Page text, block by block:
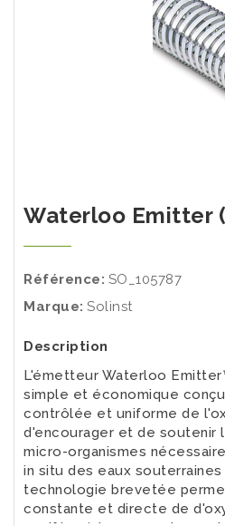
Référence: SO_105787
Marque: Solinst
Description
L'émetteur Waterloo
simple et économique
contrôlée et uniforme de
d'encourager et de soutenir
micro-organismes
in situ des eaux
technologie brevetée
constante et directe de